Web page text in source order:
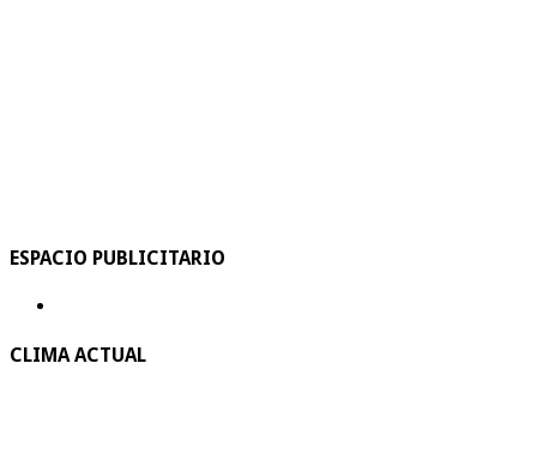
ESPACIO PUBLICITARIO
CLIMA ACTUAL